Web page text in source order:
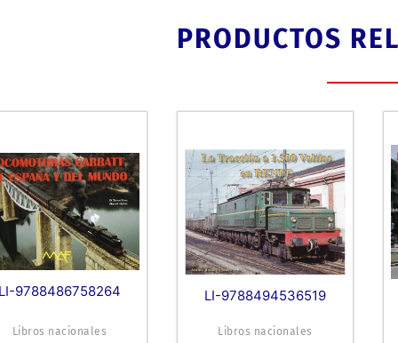
PRODUCTOS
LI-9788486758264
Libros nacionales
LI-9788494536519
Libros nacionales